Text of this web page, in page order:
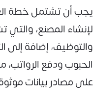
يجب أن تشتمل خطة
لإنشاء المصنع، والتي
والتوظيف، إضافة إلى
الحبوب ودفع الرواتب،
على مصادر بيانات